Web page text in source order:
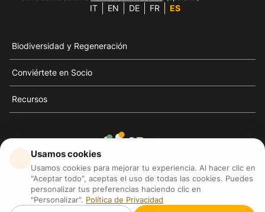
IT EN DE FR ES
Biodiversidad y Regeneración
Conviértete en Socio
Recursos
3Bee es el referente de la sostenibilidad, la defensa de
las abejas y la biodiversidad
3Bee S.R.L Via Pastrengo 14, 20159, Milano (MI)
P.IVA: IT09711590969
Usamos cookies
Usamos cookies para mejorar tu experiencia. Al hacer clic en
"Aceptar todo", aceptas el uso de todas las cookies. Puedes
personalizar tus preferencias haciendo clic en
"Personalizar". Política de Privacidad